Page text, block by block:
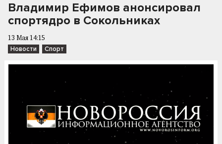
Владимир Ефимов анонсировал
спортядро в Сокольниках
13 Мая 14:15
Новости Спорт